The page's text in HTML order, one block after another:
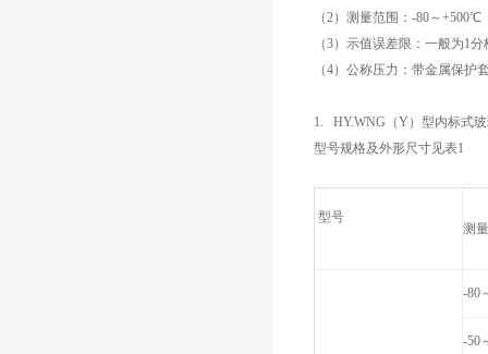
（2）测量范围：-80～+500℃
（3）示值误差限：一般为1
（4）公称压力：带金属保护
1. HY.WNG（Y）型内标式
型号规格及外形尺寸见表1
型号
测
-80
-50